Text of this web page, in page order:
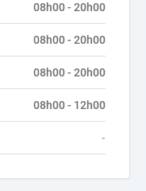
08h00 - 20h00
08h00 - 20h00
08h00 - 20h00
08h00 - 12h00
-